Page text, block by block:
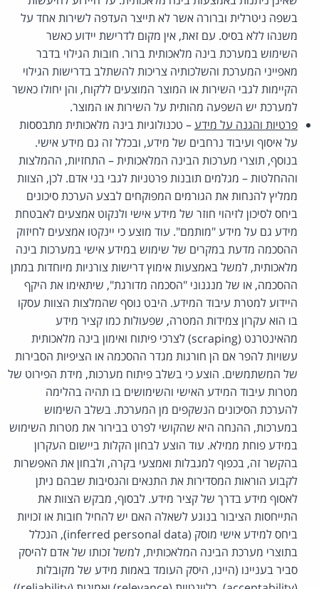
בשפה ניטרלית וברורה אשר לא תייצר העדפה לשירות אחד על
משנהו ללא בסיס. עם זאת, אין מקום לדרישת יידוע כאשר
השימוש במערכת בינה מלאכותית ברור. חובות הגילוי בדבר
מאפייני המערכת והשלכותיה צריכות להשתלב בדרישות הגילוי
הקיימות לגבי השירות או המוצר המוצעים ללקוח, והן יחולו כאשר
למערכת יש השפעה מהותית על השירות או המוצר.
פרטיות והגנה על מידע– טכנולוגיות בינה מלאכותית מתבססות
על איסוף ועיבוד נרחבים של מידע, ובכלל זה גם מידע אישי.
בנוסף, תוצרי מערכות הבינה המלאכותית – התחזיות, ההמלצות
וההחלטות – מגלמים תובנות פרטניות לגבי בני אדם. לכן, הצוות
ממליץ להנחות את הגורמים המפוקחים לבצע הערכת סיכונים
ביחס לסיכון לזיהוי חוזר של מידע אישי ולנקוט אמצעים לאבטחת
מידע גם על מידע "מותמם". עוד מוצע כי יינקטו אמצעים לחיזוק
ההסכמה מדעת במקרים של שימוש במידע אישי במערכות בינה
מלאכותית, למשל באמצעות אימוץ דרישות צורניות מיוחדות במתן
ההסכמה, או של מנגנוני "הסכמה מדורגת", שיתאימו את היקף
היידוע למטרת עיבוד המידע. היבט נוסף שהמלצות הצוות עסקו
בו הוא עקרון צמידות המטרה, שפעולות כמו קציר מידע
מהאינטרנט (scraping) לצרכי פיתוח ואימון בינה מלאכותית
עשויות להפר אם הן חורגות מגדר ההסכמה או הציפיות הסבירות
של המשתמשים. הוצע כי בשלב פיתוח מערכות, מידת הפירוט של
מטרות עיבוד המידע האישי והשימושים בו תהיה בהלימה
להערכת הסיכונים הנשקפים מן המערכת. בשלב השימוש
במערכות, ההנחה היא שהקושי לפרט בבירור את מטרות השימוש
במידע פוחת ממילא. עוד הוצע לבחון הקלות ביישום העקרון
בהקשר זה, בכפוף למגבלות ואמצעי בקרה, ולבחון את האפשרות
לקבוע הוראות המסדירות את התנאים והנסיבות שבהם ניתן
לאסוף מידע בדרך של קציר מידע. לבסוף, מבקש הצוות את
התייחסות הציבור בנוגע לשאלה האם יש להחיל חובות או זכויות
ביחס למידע אישי מוסק (inferred personal data), הנכלל
בתוצרי מערכת הבינה המלאכותית, למשל זכותו של אדם להיסק
סביר בעניינו (היינו, היסק העומד באמות מידע של מקובלות